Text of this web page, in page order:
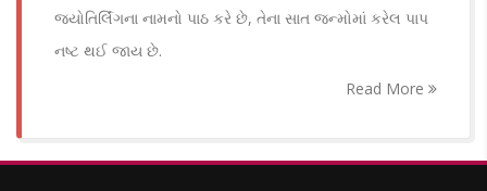
જ્યોતિર્લિંગના નામનો પાઠ કરે છે, તેના સાત જન્મોમાં કરેલ પાપ
નષ્ટ થઈ જાય છે.
Read More